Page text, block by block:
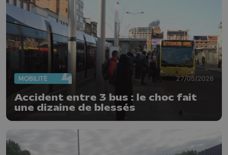
MOBILITÉ 27/05/2026
Accident entre 3 bus : le choc fait
une dizaine de blessés